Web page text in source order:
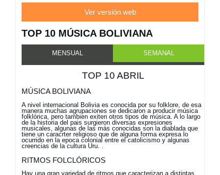
Ver versión web
TOP 10 MÚSICA BOLIVIANA
MENSUAL SEMANAL
TOP 10 ABRIL
MÚSICA BOLIVIANA
A nivel internacional Bolivia es conocida por su folklore, de esa
manera muchas agrupaciones se dedicaron a producir música
folklórica, pero tambien exiten otros tipos de música. A lo largo
de la historia del pais surgieron diversas expresiones
musicales, algunas de las más conocidas son la diablada que
tiene un caracrter religioso que de alguna forma expresa lo
ocurrido en la epoca colonial entre el catolicismo y algunas
creencias de la cultura Uru. .
RITMOS FOLCLÓRICOS
Hay una gran variedad de ritmos que caracterizan a distintas